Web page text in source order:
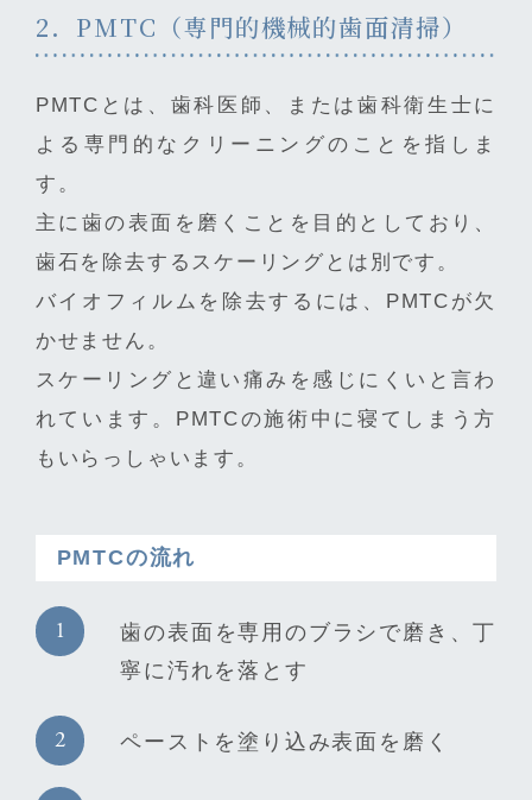
2．PMTC（専門的機械的歯面清掃）
PMTCとは、歯科医師、または歯科衛生士に
よる専門的なクリーニングのことを指しま
す。
主に歯の表面を磨くことを目的としており、
歯石を除去するスケーリングとは別です。
バイオフィルムを除去するには、PMTCが欠
かせません。
スケーリングと違い痛みを感じにくいと言わ
れています。PMTCの施術中に寝てしまう方
もいらっしゃいます。
PMTCの流れ
歯の表面を専用のブラシで磨き、丁
寧に汚れを落とす
ペーストを塗り込み表面を磨く